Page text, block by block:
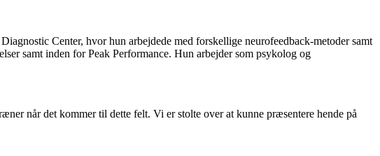
Center, hvor hun arbejdede med forskellige neurofeedback-metoder samt
samt inden for Peak Performance. Hun arbejder som psykolog og
når det kommer til dette felt. Vi er stolte over at kunne præsentere hende på